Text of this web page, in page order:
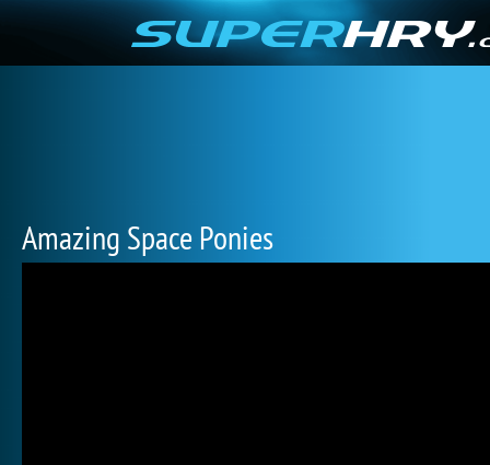
Amazing Space Ponies